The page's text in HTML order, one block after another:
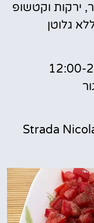
ירקות וקטשופ
גלוטן
Strada